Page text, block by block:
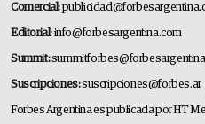
Comercial:
Editorial:info@forbesargentina.com
Summit:
Suscripciones:suscripciones@forbes.ar
Forbes Argentina es publicada por HT